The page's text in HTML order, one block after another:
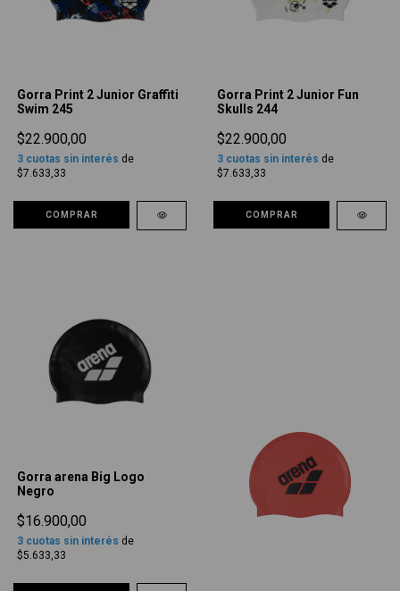
Gorra Print 2 Junior Graffiti
Swim 245
$22.900,00
3 cuotas sin interés de
$7.633,33
COMPRAR
Gorra Print 2 Junior Fun
Skulls 244
$22.900,00
3 cuotas sin interés de
$7.633,33
COMPRAR
Gorra arena Big Logo
Negro
$16.900,00
3 cuotas sin interés de
$5.633,33